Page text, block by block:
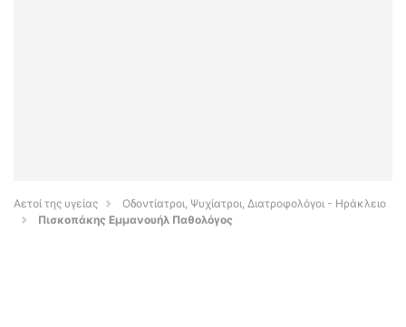
Αετοί της υγείας
Οδοντίατροι, Ψυχίατροι, Διατροφολόγοι - Ηράκλειο
Πισκοπάκης Εμμανουήλ Παθολόγος